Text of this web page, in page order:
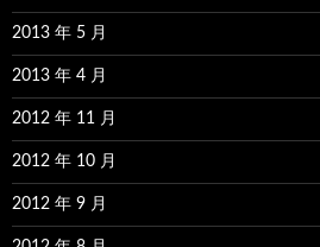
2013 年 5 月
2013 年 4 月
2012 年 11 月
2012 年 10 月
2012 年 9 月